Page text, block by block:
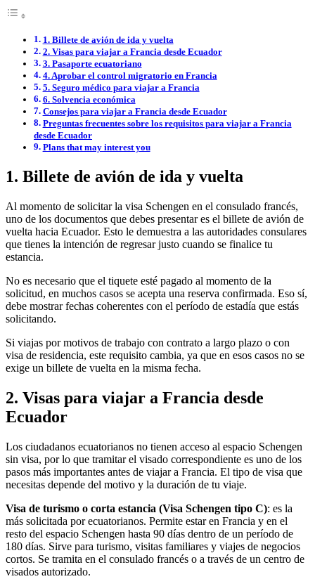
1. Billete de avión de ida y vuelta
2. Visas para viajar a Francia desde Ecuador
3. Pasaporte ecuatoriano
4. Aprobar el control migratorio en Francia
5. Seguro médico para viajar a Francia
6. Solvencia económica
Consejos para viajar a Francia desde Ecuador
Preguntas frecuentes sobre los requisitos para viajar a Francia
desde Ecuador
Plans that may interest you
1. Billete de avión de ida y vuelta
Al momento de solicitar la visa Schengen en el consulado francés,
uno de los documentos que debes presentar es el billete de avión de
vuelta hacia Ecuador. Esto le demuestra a las autoridades consulares
que tienes la intención de regresar justo cuando se finalice tu
estancia.
No es necesario que el tiquete esté pagado al momento de la
solicitud, en muchos casos se acepta una reserva confirmada. Eso sí,
debe mostrar fechas coherentes con el período de estadía que estás
solicitando.
Si viajas por motivos de trabajo con contrato a largo plazo o con
visa de residencia, este requisito cambia, ya que en esos casos no se
exige un billete de vuelta en la misma fecha.
2. Visas para viajar a Francia desde
Ecuador
Los ciudadanos ecuatorianos no tienen acceso al espacio Schengen
sin visa, por lo que tramitar el visado correspondiente es uno de los
pasos más importantes antes de viajar a Francia. El tipo de visa que
necesitas depende del motivo y la duración de tu viaje.
Visa de turismo o corta estancia (Visa Schengen tipo C): es la
más solicitada por ecuatorianos. Permite estar en Francia y en el
resto del espacio Schengen hasta 90 días dentro de un período de
180 días. Sirve para turismo, visitas familiares y viajes de negocios
cortos. Se tramita en el consulado francés o a través de un centro de
visados autorizado.